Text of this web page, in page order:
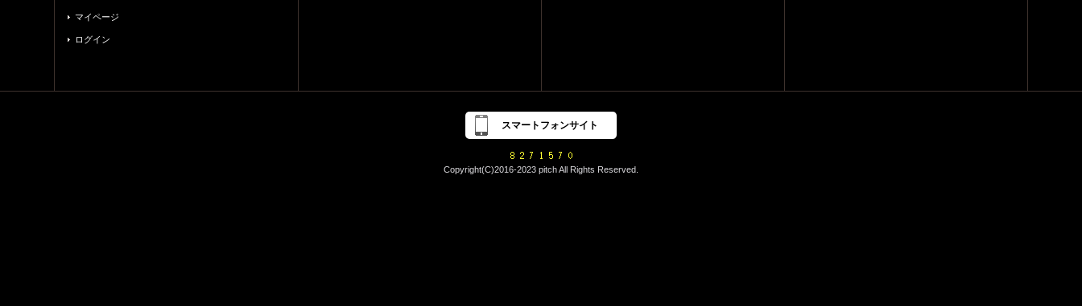
マイページ
ログイン
スマートフォンサイト
Copyright(C)2016-2023 pitch All Rights Reserved.